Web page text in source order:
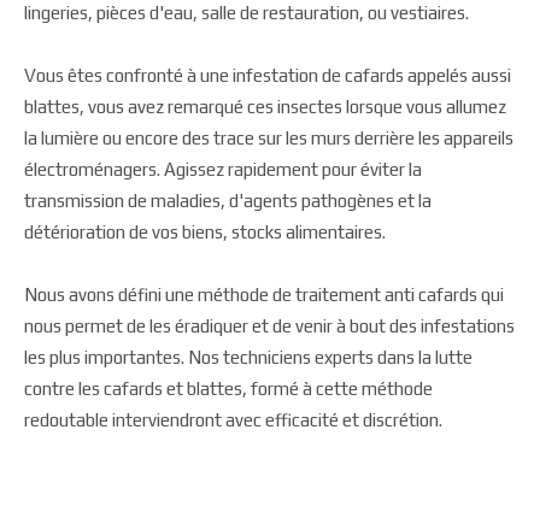
lingeries, pièces d'eau, salle de restauration, ou vestiaires.
Vous êtes confronté à une infestation de cafards appelés aussi
blattes, vous avez remarqué ces insectes lorsque vous allumez
la lumière ou encore des trace sur les murs derrière les appareils
électroménagers. Agissez rapidement pour éviter la
transmission de maladies, d'agents pathogènes et la
détérioration de vos biens, stocks alimentaires.
Nous avons défini une méthode de traitement anti cafards qui
nous permet de les éradiquer et de venir à bout des infestations
les plus importantes. Nos techniciens experts dans la lutte
contre les cafards et blattes, formé à cette méthode
redoutable interviendront avec efficacité et discrétion.